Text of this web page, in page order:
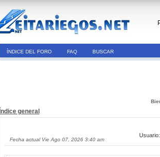
ÍNDICE DEL FORO FAQ BUSCAR
Índice general
Fecha actual Vie Ago 07, 2026 3:40 am
Usuario: